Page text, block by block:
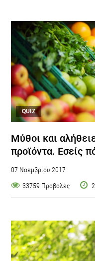
QUIZ
Μύθοι και
προϊόντα. Εσείς
07 Νοεμβρίου 2017
33759 Προβολές